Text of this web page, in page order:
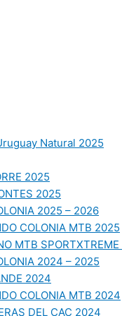
Natural 2025
2025
2025
2025 – 2026
COLONIA MTB 2025
MTB
2024 – 2025
2024
COLONIA MTB 2024
DEL CAC 2024